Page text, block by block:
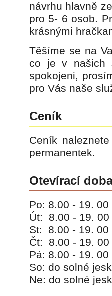
návrhu hlavně
pro 5- 6 osob.
krásnými
Těšíme se na
co je v našich
spokojeni,
pro Vás naše
Ceník
Ceník
permanentek.
Otevírací doba
Po: 8.00 - 19. 00
Út: 8.00 - 19. 00
St: 8.00 - 19. 00
Čt: 8.00 - 19. 00
Pá: 8.00 - 19. 00
So: do solné
Ne: do solné